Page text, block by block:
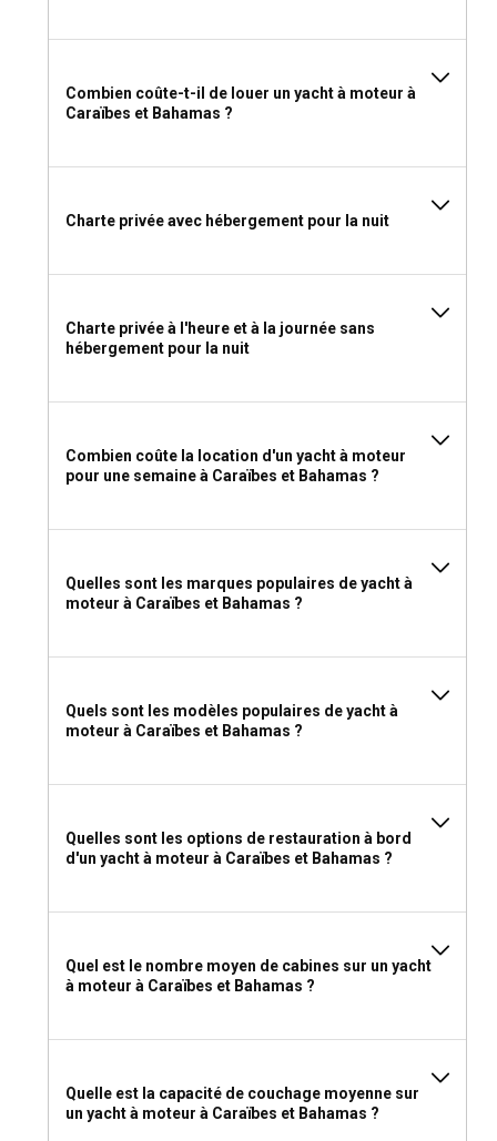
premier ordre comme la marina de Emerald Bay ou la
exceptionnelles. Que vous recherchiez un hébergement
pour la nuit ou des options de mouillage quotidien, ces
événement à bord dans les Caraïbes et aux
célébrations d'anniversaire, des événements d'entreprise
ou des rassemblements sociaux décontractés peuvent être
organisés de manière experte sur une location de yacht à
équipage expérimenté gérer les détails de votre événement
Devrais-je louer un yacht à moteur dans les
dans les Caraïbes et aux Bahamas offre une navigation
experte, vous libérant pour vous détendre et profiter de
votre voyage. Cependant, les marins qualifiés peuvent opter
navigation plus pratique.
Devrais-je louer un yacht à moteur dans les
Caraïbes et aux Bahamas avec ou sans équipage ?
Choisir un yacht à moteur avec un équipage dédié dans les
personnalisés, une cuisine locale, et partagent des
moteur dans les Caraïbes et aux Bahamas ?
Une location sans équipage nécessite une licence de
Cependant, lors de la location d'un yacht à moteur avec
de la part des invités.
Combien coûte-t-il de louer un yacht à moteur à
Caraïbes et Bahamas ?
Charte privée avec hébergement pour la nuit
Charte privée à l'heure et à la journée sans
hébergement pour la nuit
Combien coûte la location d'un yacht à moteur
pour une semaine à Caraïbes et Bahamas ?
Quelles sont les marques populaires de yacht à
moteur à Caraïbes et Bahamas ?
Quels sont les modèles populaires de yacht à
moteur à Caraïbes et Bahamas ?
Quelles sont les options de restauration à bord
d'un yacht à moteur à Caraïbes et Bahamas ?
Quel est le nombre moyen de cabines sur un yacht
à moteur à Caraïbes et Bahamas ?
Quelle est la capacité de couchage moyenne sur
un yacht à moteur à Caraïbes et Bahamas ?